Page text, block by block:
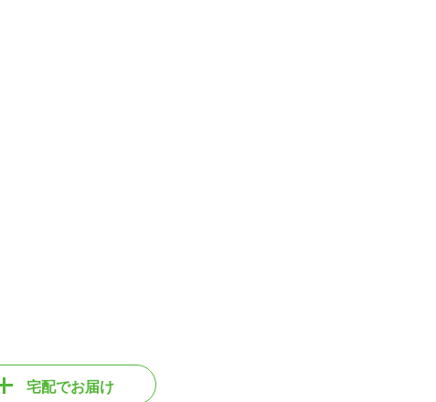
宅配でお届け